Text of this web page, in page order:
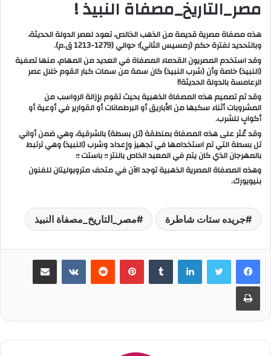
مصر_التاريخ_مصفاة النبيذ !
هذه مصفاة مصرية قديمة من الذهب الخالص، تعود لعصر الدولة الحديثة،
وبالتحديد لفترة حكم (رمسيس الثاني)؛ حوالي (1279-1213 ق.م).
وقد استخدم المصريون القدماء المصفاة في العديد من المهام، منها تصفية
(النبيذ) خاصة وأن (شرب النبيذ) كان سمة من سمات كبار القوم خلال عصر
الرعامسة بالدولة الحديثة!!
وقد تم تصميم هذه المصفاة الذهبية بحيث تقوم بإزالة الرواسب من
المشروبات أثناء سكبها من الأباريق أو البرطمانات أو القوارير في أوعية أو
أكوابٍ للشرب.
وقد عُثر على هذه المصفاة بمنطقة (تل بسطة) بالشرقية، وهي ضمن أواني
تل بسطة التي تم استخدامها في تجهيز وإعداد وشرب (النبيذ) وهي ترتبط
بالمهرجان الذي كان يتم في المعبد الخاص بالنتر ؛؛ باستت ؛؛
وهذه المصفاة المصرية الذهبية توجد الآن في متحف متروبوليتان للفنون
بنيويورك.
جريده ستات شاطرة مصر_التاريخ_مصفاة النبيذ
لينكدإن بينتيريست